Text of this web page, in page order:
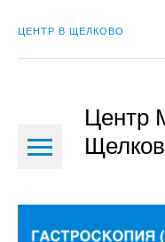
ЦЕНТР В ЩЕЛКОВО
Центр